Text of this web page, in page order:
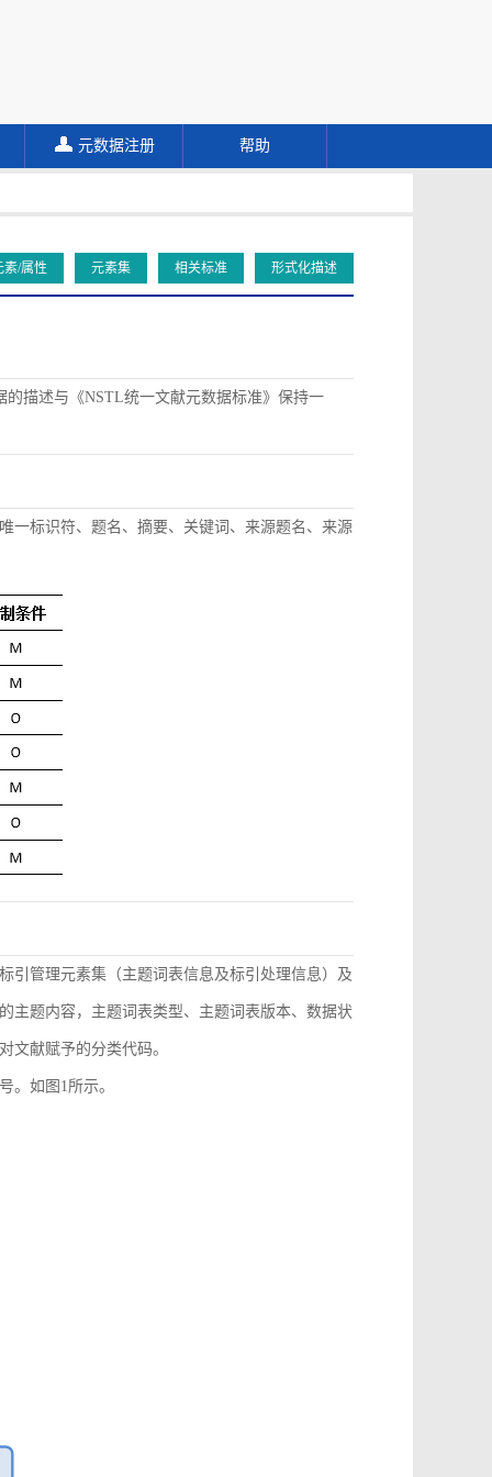
元数据注册 帮助
素/属性 元素集 相关标准 形式化描述
描述与《NSTL统一文献元数据标准》保持一
一标识符、题名、摘要、关键词、来源题名、来源
引管理元素集（主题词表信息及标引处理信息）及
主题内容，主题词表类型、主题词表版本、数据状
文献赋予的分类代码。
。如图1所示。